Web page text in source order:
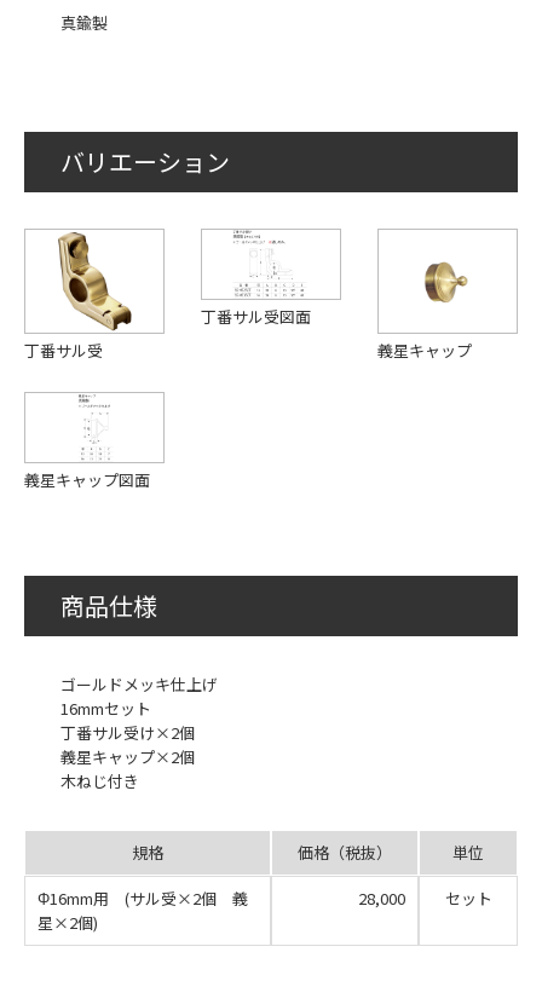
真鍮製
バリエーション
丁番サル受
丁番サル受図面
義星キャップ
義星キャップ図面
商品仕様
ゴールドメッキ仕上げ
16mmセット
丁番サル受け×2個
義星キャップ×2個
木ねじ付き
規格 価格（税抜）
単位
Φ16mm用 (サル受×2個 義
星×2個)
28,000 セット